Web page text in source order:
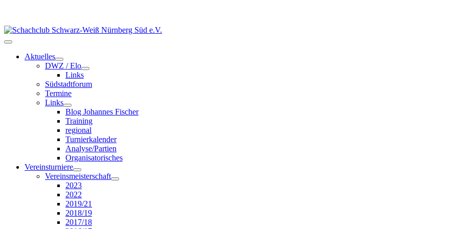
Aktuelles
DWZ / Elo
Links
Südstadtforum
Termine
Links
Blog Johannes Fischer
Training
regional
Turnierkalender
Analyse/Partien
Organisatorisches
Vereinsturniere
Vereinsmeisterschaft
2023
2022
2019/21
2018/19
2017/18